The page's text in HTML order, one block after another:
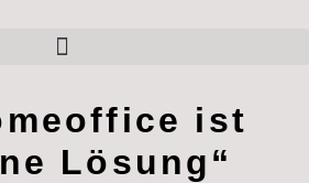
ist
Lösung“